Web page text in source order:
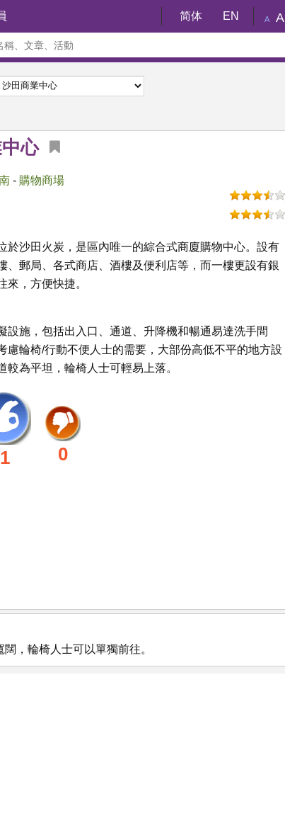
简体 EN A A
心
- 購物商場
於沙田火炭，是區內唯一的綜合式商廈購物中心。設有
、郵局、各式商店、酒樓及便利店等，而一樓更設有銀
來，方便快捷。
設施，包括出入口、通道、升降機和暢通易達洗手間
慮輪椅/行動不便人士的需要，大部份高低不平的地方設
較為平坦，輪椅人士可輕易上落。
1 0
，輪椅人士可以單獨前往。